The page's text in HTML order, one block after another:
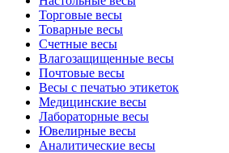
Торговые весы
Товарные весы
Счетные весы
Влагозащищенные весы
Почтовые весы
Весы с печатью этикеток
Медицинские весы
Лабораторные весы
Ювелирные весы
Аналитические весы